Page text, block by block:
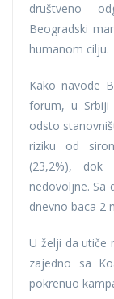
društveno
Beogradski
humanom cilju.
Kako navode
forum, u Srbiji
odsto
riziku od
(23,2%), dok
nedovoljne. Sa
dnevno baca 2
U želji da utiče
zajedno sa
pokrenuo